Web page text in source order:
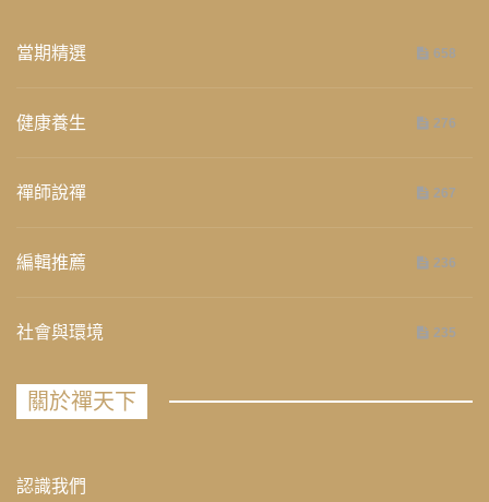
當期精選 658
健康養生 276
禪師說禪 267
編輯推薦 236
社會與環境 235
關於禪天下
認識我們